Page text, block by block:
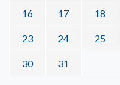
16 17 18
23 24 25
30 31